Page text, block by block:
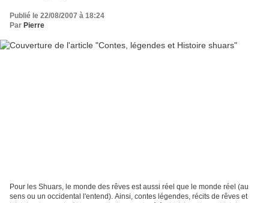
Publié le 22/08/2007 à 18:24
Par Pierre
Pour les Shuars, le monde des rêves est aussi réel que le monde réel (au
sens ou un occidental l'entend). Ainsi, contes légendes, récits de rêves et